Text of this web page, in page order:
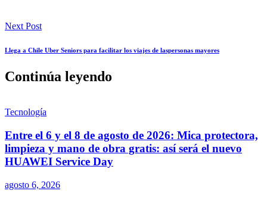
Next Post
Llega a Chile Uber Seniors para facilitar los viajes de laspersonas mayores
Continúa leyendo
Tecnología
Entre el 6 y el 8 de agosto de 2026: Mica protectora,
limpieza y mano de obra gratis: así será el nuevo
HUAWEI Service Day
agosto 6, 2026